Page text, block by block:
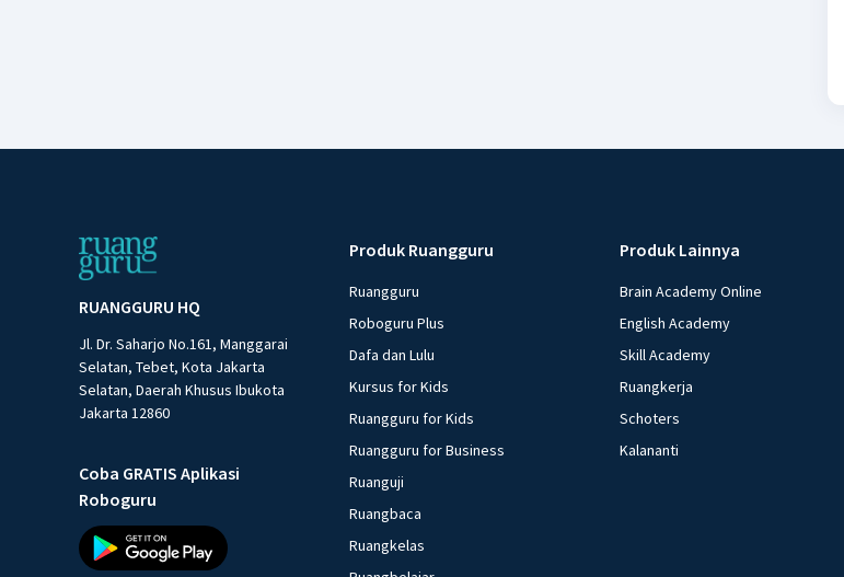
RUANGGURU HQ
Jl. Dr. Saharjo No.161, Manggarai
Selatan, Tebet, Kota Jakarta
Selatan, Daerah Khusus Ibukota
Jakarta 12860
Coba GRATIS Aplikasi
Roboguru
Produk Ruangguru
Ruangguru
Roboguru Plus
Dafa dan Lulu
Kursus for Kids
Ruangguru for Kids
Ruangguru for Business
Ruanguji
Ruangbaca
Ruangkelas
Produk Lainnya
Brain Academy Online
English Academy
Skill Academy
Ruangkerja
Schoters
Kalananti